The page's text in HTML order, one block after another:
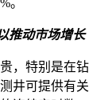
推动市场增长
，特别是在钻
井可提供有关